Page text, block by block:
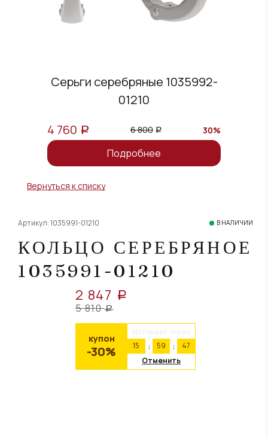
Серьги серебряные 1035992-
01210
4 760 a 6 800 a 30%
Подробнее
Вернуться к списку
Артикул: 1035991-01210 В НАЛИЧИИ
КОЛЬЦО СЕРЕБРЯНОЕ
1035991-01210
2 847 a
5 810 a
купон
-30%
15
59
46
Отменить